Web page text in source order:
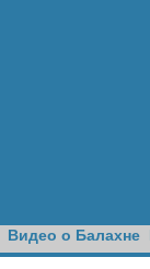
Видео о Балахне